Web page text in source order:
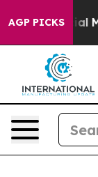
AGP PICKS
on Social Media